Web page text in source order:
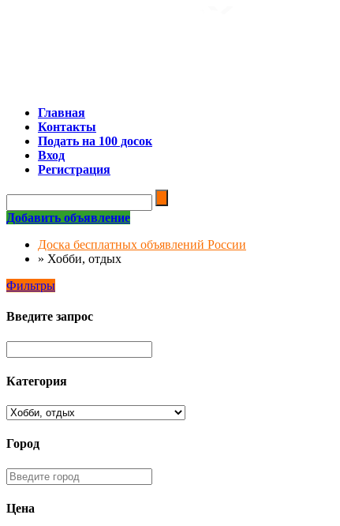
Главная
Контакты
Подать на 100 досок
Вход
Регистрация
Добавить объявление
Доска бесплатных объявлений России
» Хобби, отдых
Фильтры
Введите запрос
Категория
Город
Цена